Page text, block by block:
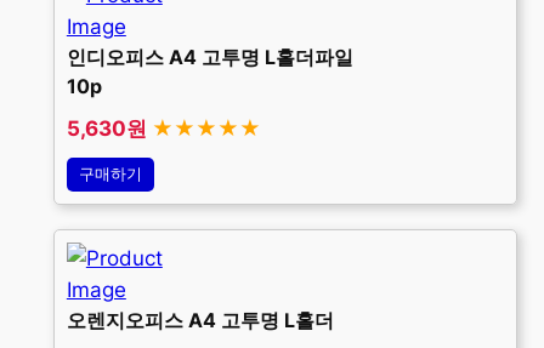
인디오피스 A4 고투명 L홀더파일
10p
5,630원 ★★★★★
구매하기
오렌지오피스 A4 고투명 L홀더